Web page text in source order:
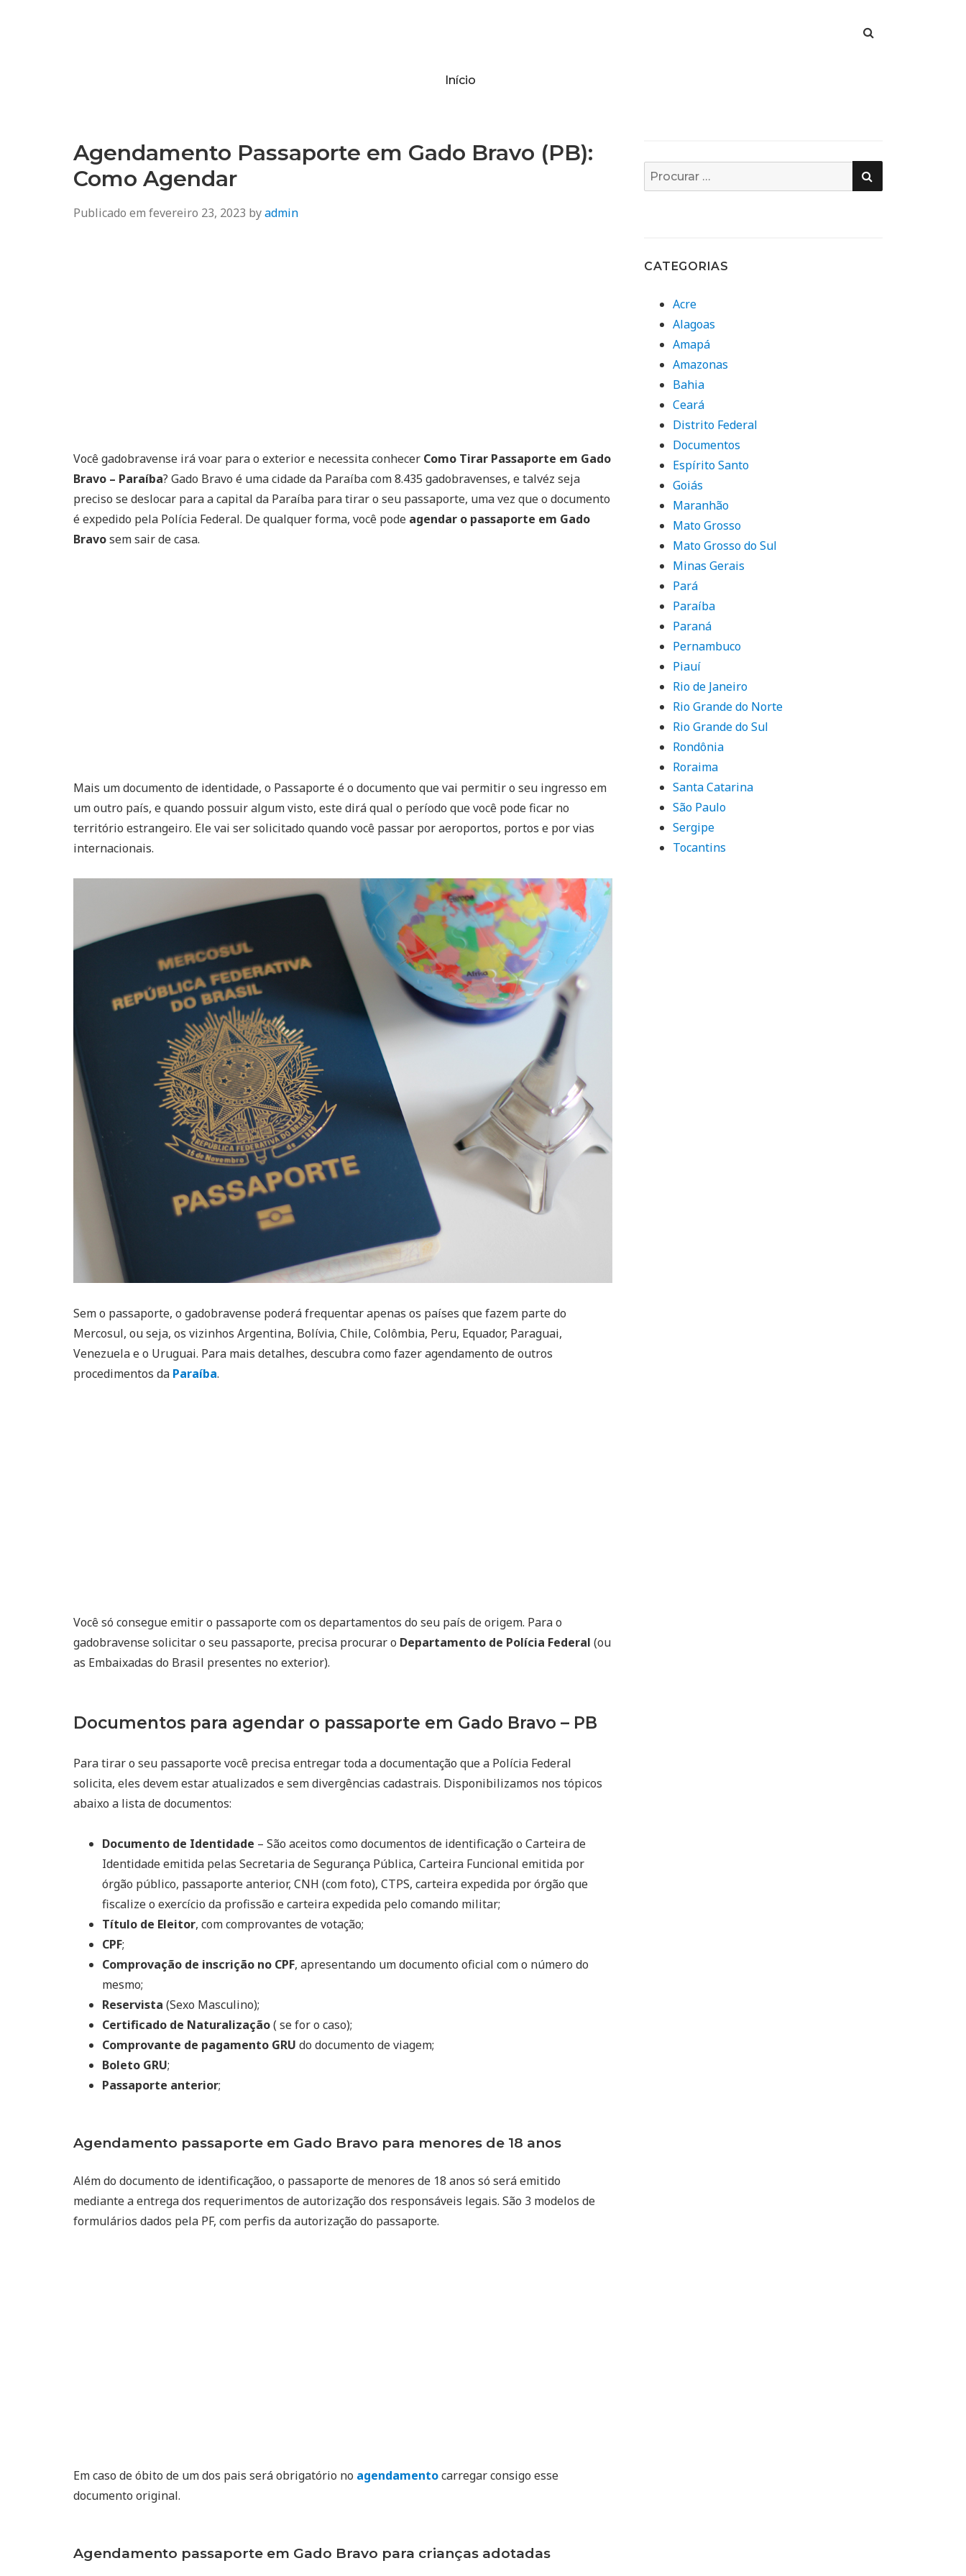
Início
Agendamento Passaporte em Gado Bravo (PB):
Como Agendar
Publicado em fevereiro 23, 2023 byadmin
Você gadobravense irá voar para o exterior e necessita conhecer Como Tirar Passaporte em Gado
Bravo – Paraíba? Gado Bravo é uma cidade da Paraíba com 8.435 gadobravenses, e talvéz seja
preciso se deslocar para a capital da Paraíba para tirar o seu passaporte, uma vez que o documento
é expedido pela Polícia Federal. De qualquer forma, você pode agendar o passaporte em Gado
Bravosem sair de casa.
Mais um documento de identidade, o Passaporte é o documento que vai permitir o seu ingresso em
um outro país, e quando possuir algum visto, este dirá qual o período que você pode ficar no
território estrangeiro. Ele vai ser solicitado quando você passar por aeroportos, portos e por vias
internacionais.
Sem o passaporte, o gadobravense poderá frequentar apenas os países que fazem parte do
Mercosul, ou seja, os vizinhos Argentina, Bolívia, Chile, Colômbia, Peru, Equador, Paraguai,
Venezuela e o Uruguai. Para mais detalhes, descubra como fazer agendamento de outros
procedimentos da Paraíba.
Você só consegue emitir o passaporte com os departamentos do seu país de origem. Para o
gadobravense solicitar o seu passaporte, precisa procurar o Departamento de Polícia Federal (ou
as Embaixadas do Brasil presentes no exterior).
Documentos para agendar o passaporte em Gado Bravo – PB
Para tirar o seu passaporte você precisa entregar toda a documentação que a Polícia Federal
solicita, eles devem estar atualizados e sem divergências cadastrais. Disponibilizamos nos tópicos
abaixo a lista de documentos:
Documento de Identidade – São aceitos como documentos de identificação o Carteira de
Identidade emitida pelas Secretaria de Segurança Pública, Carteira Funcional emitida por
órgão público, passaporte anterior, CNH (com foto), CTPS, carteira expedida por órgão que
fiscalize o exercício da profissão e carteira expedida pelo comando militar;
Título de Eleitor, com comprovantes de votação;
CPF;
Comprovação de inscrição no CPF, apresentando um documento oficial com o número do
mesmo;
Reservista (Sexo Masculino);
Certificado de Naturalização( se for o caso);
Comprovante de pagamento GRU do documento de viagem;
Boleto GRU;
Passaporte anterior;
Agendamento passaporte em Gado Bravo para menores de 18 anos
Além do documento de identificaçãoo, o passaporte de menores de 18 anos só será emitido
mediante a entrega dos requerimentos de autorização dos responsáveis legais. São 3 modelos de
formulários dados pela PF, com perfis da autorização do passaporte.
Em caso de óbito de um dos pais será obrigatório no agendamentocarregar consigo esse
documento original.
Agendamento passaporte em Gado Bravo para crianças adotadas
Busca
por:
PESQUISA
CATEGORIAS
Acre
Alagoas
Amapá
Amazonas
Bahia
Ceará
Distrito Federal
Documentos
Espírito Santo
Goiás
Maranhão
Mato Grosso
Mato Grosso do Sul
Minas Gerais
Pará
Paraíba
Paraná
Pernambuco
Piauí
Rio de Janeiro
Rio Grande do Norte
Rio Grande do Sul
Rondônia
Roraima
Santa Catarina
São Paulo
Sergipe
Tocantins